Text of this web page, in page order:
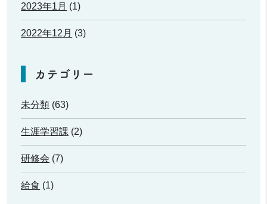
2023年1月 (1)
2022年12月 (3)
カテゴリー
未分類 (63)
生涯学習課 (2)
研修会 (7)
給食 (1)